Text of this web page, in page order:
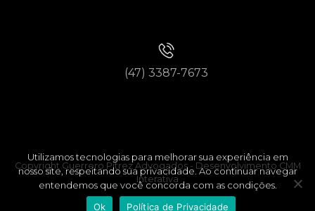
(47) 3387-7673
Copyright Guerrero Pitrez Advogados - Desenvolvimento CMM
Interativa
Utilizamos tecnologias para melhorar sua experiência em
nosso site, respeitando sua privacidade. Ao continuar navegar
entendemos que você concorda com as condições.
Ok
Política de Privacidade